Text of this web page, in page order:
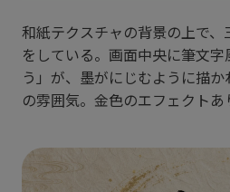
和紙テクスチャの背景の上で
をしている。画面中央に筆文
う」が、墨がにじむように描
の雰囲気。金色のエフェクトあ